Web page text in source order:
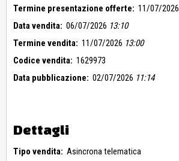
Termine presentazione offerte: 11/07/2026
Data vendita: 06/07/2026 13:10
Termine vendita: 11/07/2026 13:00
Codice vendita: 1629973
Data pubblicazione: 02/07/2026 11:14
Dettagli
Tipo vendita: Asincrona telematica